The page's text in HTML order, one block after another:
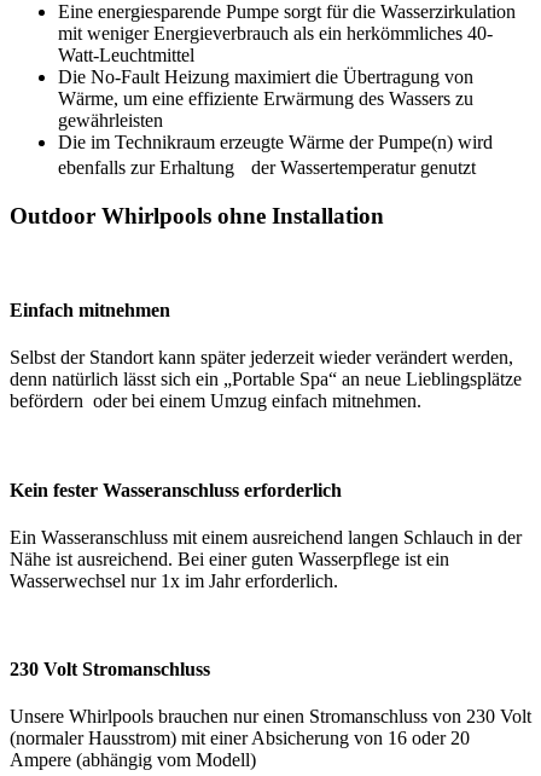
Eine energiesparende Pumpe sorgt für die Wasserzirkulation
mit weniger Energieverbrauch als ein herkömmliches 40-
Watt-Leuchtmittel
Die No-Fault Heizung maximiert die Übertragung von
Wärme, um eine effiziente Erwärmung des Wassers zu
gewährleisten
Die im Technikraum erzeugte Wärme der Pumpe(n) wird
ebenfalls zur Erhaltung der Wassertemperatur genutzt
Outdoor Whirlpools ohne Installation
Einfach mitnehmen
Selbst der Standort kann später jederzeit wieder verändert werden,
denn natürlich lässt sich ein „Portable Spa“ an neue Lieblingsplätze
befördern oder bei einem Umzug einfach mitnehmen.
Kein fester Wasseranschluss erforderlich
Ein Wasseranschluss mit einem ausreichend langen Schlauch in der
Nähe ist ausreichend. Bei einer guten Wasserpflege ist ein
Wasserwechsel nur 1x im Jahr erforderlich.
230 Volt Stromanschluss
Unsere Whirlpools brauchen nur einen Stromanschluss von 230 Volt
(normaler Hausstrom) mit einer Absicherung von 16 oder 20
Ampere (abhängig vom Modell)